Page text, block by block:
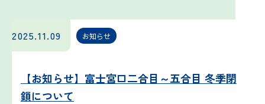
観天望気(かんてんぼうき)
雷の危険性
2025.11.09 お知らせ
【お知らせ】富士宮口二合目～五合目 冬季閉
鎖について